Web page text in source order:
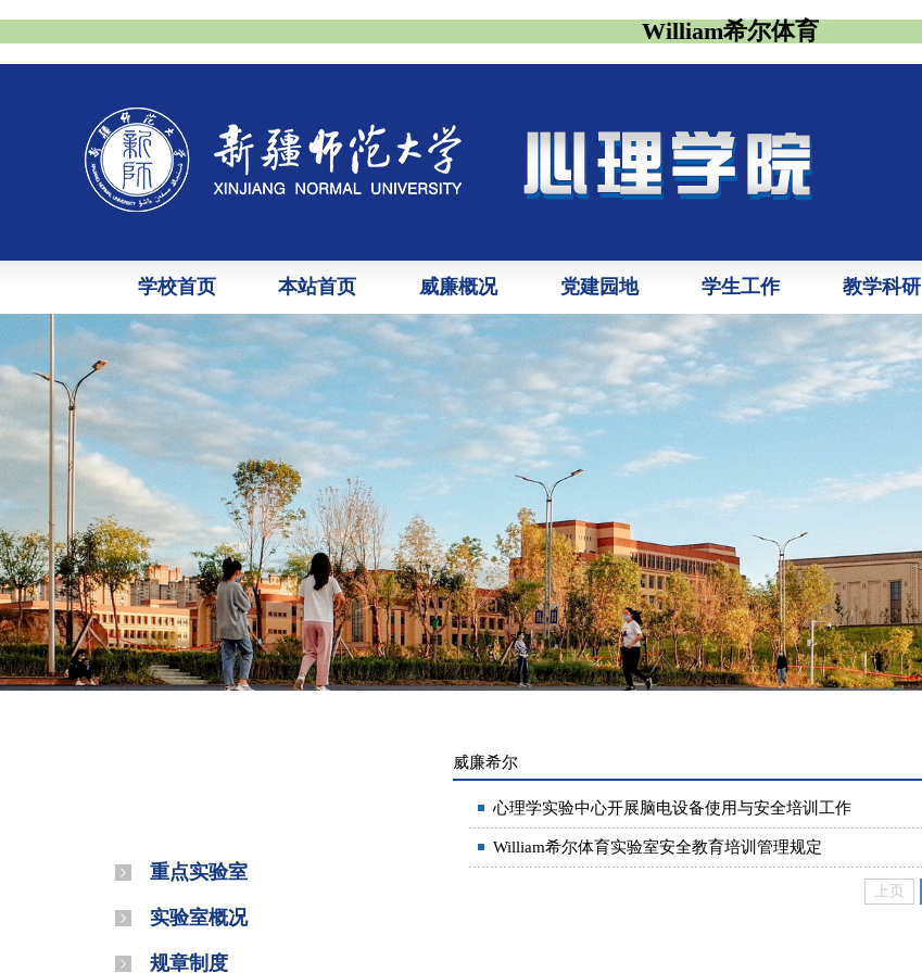
William希尔体育
学校首页 本站首页 威廉概况 党建园地 学生工作 教学科研
重点实验室
实验室概况
规章制度
威廉希尔
心理学实验中心开展脑电设备使用与安全培训工作
William希尔体育实验室安全教育培训管理规定
上页